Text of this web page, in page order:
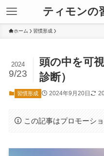
ティモンの
ホーム 習慣形成
頭の中を可
診断）
2024
9/23
習慣形成 2024年9月20日
この記事はプロモーシ